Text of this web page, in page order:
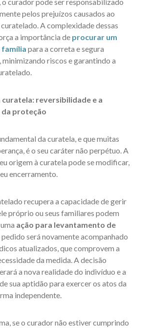
pelos prejuízos causados ao
A complexidade dessas
a importância de procurar um
família para a correta e segura
riscos e garantindo a
reversibilidade e a
proteção
da curatela, e que muitas
é o seu caráter não perpétuo. A
origem à curatela pode se modificar,
encerramento.
recupera a capacidade de gerir
próprio ou seus familiares podem
ação para levantamento de
pedido será novamente acompanhado
atualizados, que comprovem a
da medida. A decisão
a nova realidade do indivíduo e a
sua aptidão para exercer os atos da
independente.
se o curador não estiver cumprindo